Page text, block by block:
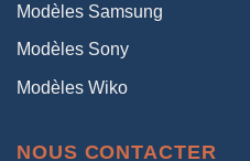
Modèles Samsung
Modèles Sony
Modèles Wiko
NOUS CONTACTER